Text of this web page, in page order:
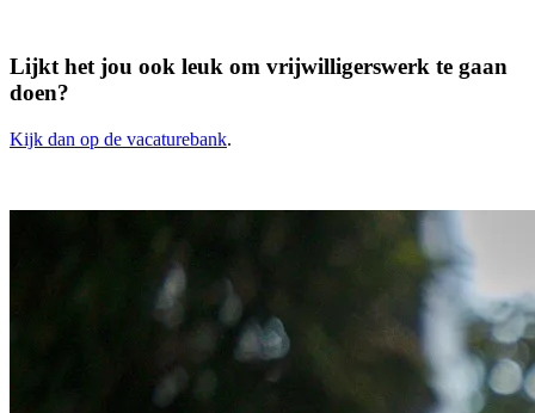
Lijkt het jou ook leuk om vrijwilligerswerk te gaan
doen?
Kijk dan op de vacaturebank.